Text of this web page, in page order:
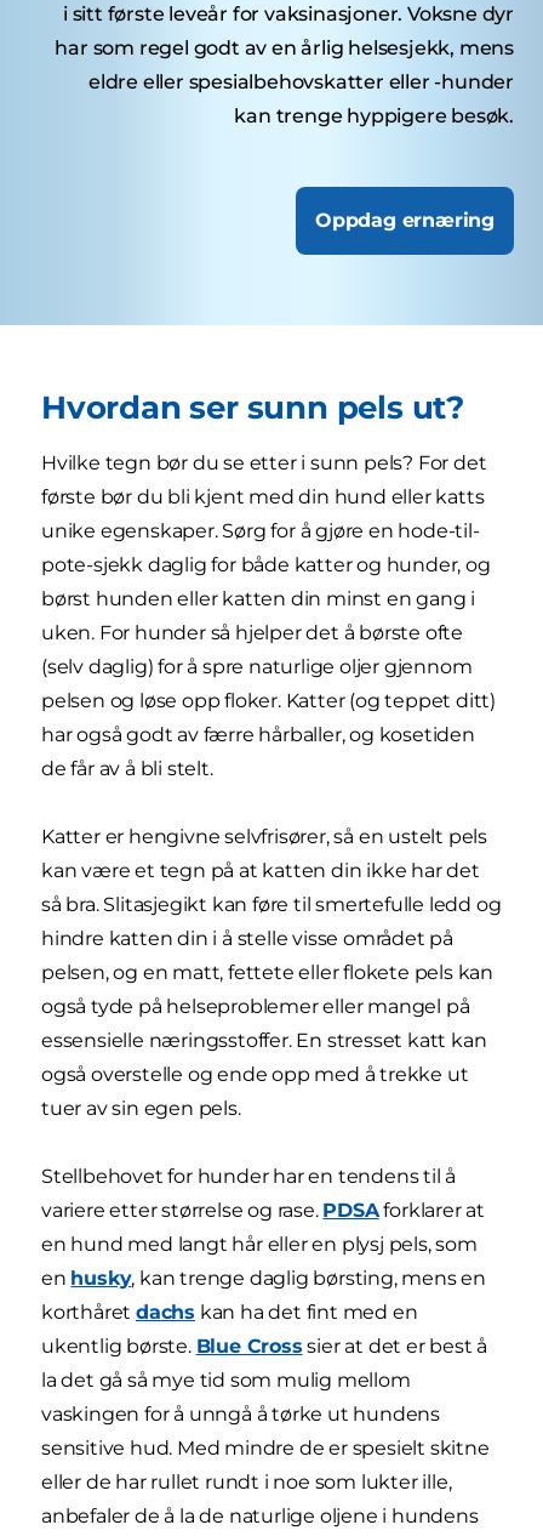
i sitt første leveår for vaksinasjoner. Voksne dyr
har som regel godt av en årlig helsesjekk, mens
eldre eller spesialbehovskatter eller -hunder
kan trenge hyppigere besøk.
Oppdag ernæring
Hvordan ser sunn pels ut?
Hvilke tegn bør du se etter i sunn pels? For det
første bør du bli kjent med din hund eller katts
unike egenskaper. Sørg for å gjøre en hode-til-
pote-sjekk daglig for både katter og hunder, og
børst hunden eller katten din minst en gang i
uken. For hunder så hjelper det å børste ofte
(selv daglig) for å spre naturlige oljer gjennom
pelsen og løse opp floker. Katter (og teppet ditt)
har også godt av færre hårballer, og kosetiden
de får av å bli stelt.
Katter er hengivne selvfrisører, så en ustelt pels
kan være et tegn på at katten din ikke har det
så bra. Slitasjegikt kan føre til smertefulle ledd og
hindre katten din i å stelle visse området på
pelsen, og en matt, fettete eller flokete pels kan
også tyde på helseproblemer eller mangel på
essensielle næringsstoffer. En stresset katt kan
også overstelle og ende opp med å trekke ut
tuer av sin egen pels.
Stellbehovet for hunder har en tendens til å
variere etter størrelse og rase. PDSAforklarer at
en hund med langt hår eller en plysj pels, som
en husky, kan trenge daglig børsting, mens en
korthåretdachs kan ha det fint med en
ukentlig børste. Blue Cross sier at det er best å
la det gå så mye tid som mulig mellom
vaskingen for å unngå å tørke ut hundens
sensitive hud. Med mindre de er spesielt skitne
eller de har rullet rundt i noe som lukter ille,
anbefaler de å la de naturlige oljene i hundens